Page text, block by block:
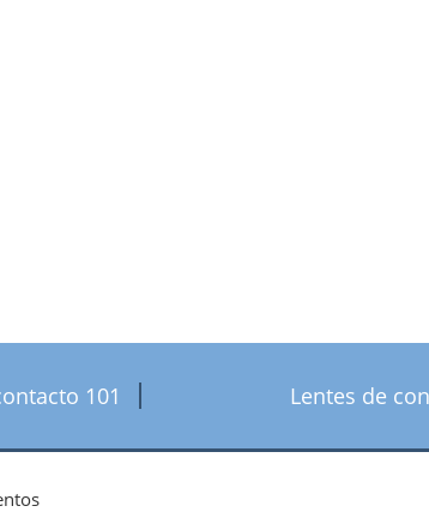
101
Lentes de